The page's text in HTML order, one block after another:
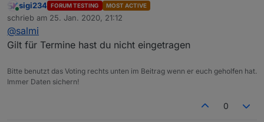
wie gesagt der Trash liest die daten nicht richtig aus.
Online
sigi234 FORUM TESTING MOST ACTIVE
schrieb am 25. Jan. 2020, 21:12
zuletzt editiert von
@salmi
Gilt für Termine hast du nicht eingetragen
Bitte benutzt das Voting rechts unten im Beitrag wenn er euch geholfen hat.
Immer Daten sichern!
0